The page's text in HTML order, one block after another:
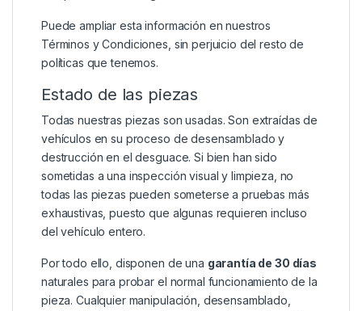
Puede ampliar esta información en nuestros
Términos y Condiciones , sin perjuicio del resto de
políticas que tenemos.
Estado de las piezas
Todas nuestras piezas son usadas. Son extraídas de
vehículos en su proceso de desensamblado y
destrucción en el desguace. Si bien han sido
sometidas a una inspección visual y limpieza, no
todas las piezas pueden someterse a pruebas más
exhaustivas, puesto que algunas requieren incluso
del vehículo entero.
Por todo ello, disponen de una garantía de 30 días
naturales para probar el normal funcionamiento de la
pieza. Cualquier manipulación, desensamblado,